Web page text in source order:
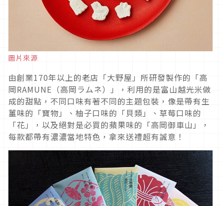
圖片來源
由創業170年以上的老店「大野屋」所研發製作的「高
岡RAMUNE（高岡ラムネ）」，利用的是富山越光米做
成的甜點，不同口味有著不同的主題包裝，像是帶有生
薑味的「寶物」、柚子口味的「貝類」、草莓口味的
「花」，以及絕對是必買的蘋果味的「高岡御車山」，
每款都帶有濃濃當地特色，拿來送禮超有誠意！